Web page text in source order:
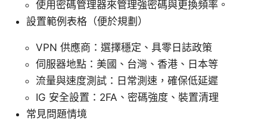
使用密碼管理器來管理強密碼與更換頻率。
設置範例表格（便於規劃）
VPN 供應商：選擇穩定、具零日誌政策
伺服器地點：美國、台灣、香港、日本等
流量與速度測試：日常測速，確保低延遲
IG 安全設置：2FA、密碼強度、裝置清理
常見問題情境